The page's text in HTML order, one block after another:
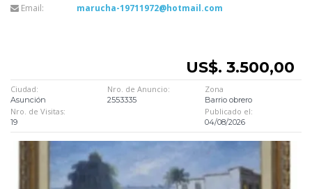
Email:
marucha-19711972@hotmail.com
US$. 3.500,00
Ciudad:
Asunción
Nro. de Anuncio:
2553335
Zona
Barrio obrero
Nro. de Visitas:
19
Publicado el:
04/08/2026